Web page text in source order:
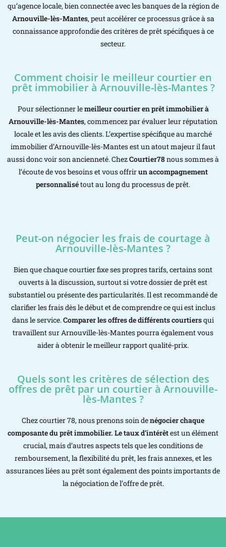
qu’agence locale, bien connectée avec les banques de la région de
Arnouville-lès-Mantes, peut accélérer ce processus grâce à sa
connaissance approfondie des critères de prêt spécifiques à ce
secteur.
Comment choisir le meilleur courtier en
prêt immobilier à Arnouville-lès-Mantes ?
Pour sélectionner lemeilleur courtier en prêt immobilier à
Arnouville-lès-Mantes, commencez par évaluer leur réputation
locale et les avis des clients. L’expertise spécifique au marché
immobilier d’Arnouville-lès-Mantes est un atout majeur il faut
aussi donc voir son ancienneté. ChezCourtier78nous sommes à
l’écoute de vos besoins et vous offrirun accompagnement
personnalisétout au long du processus de prêt.
Peut-on négocier les frais de courtage à
Arnouville-lès-Mantes ?
Bien que chaque courtier fixe ses propres tarifs, certains sont
ouverts à la discussion, surtout si votre dossier de prêt est
substantiel ou présente des particularités. Il est recommandé de
clarifier les frais dès le début et de comprendre ce qui est inclus
dans le service.Comparer les offres de différents courtiersqui
travaillent sur Arnouville-lès-Mantes pourra également vous
aider à obtenir le meilleur rapport qualité-prix.
Quels sont les critères de sélection des
offres de prêt par un courtier à Arnouville-
lès-Mantes ?
Chez courtier 78, nous prenons soin denégocier chaque
composante du prêt immobilier. Le taux d’intérêtest un élément
crucial, mais d’autres aspects tels que les conditions de
remboursement, la flexibilité du prêt, les frais annexes, et les
assurances liées au prêt sont également des points importants de
la négociation de l’offre de prêt.